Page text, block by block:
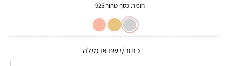
255.00₪. חומר:כסף טהור 925
כתוב/י שם או מילה